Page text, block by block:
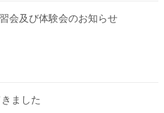
会及び体験会のお知らせ
ました